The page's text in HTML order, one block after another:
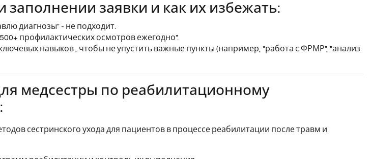
заявки и как их избежать:
диагнозы" - не подходит.
профилактических осмотров ежегодно".
навыков , чтобы не упустить важные пункты (например, "работа с ФРМР", "анализ
медсестры по реабилитационному
сестринского ухода для пациентов в процессе реабилитации после травм и